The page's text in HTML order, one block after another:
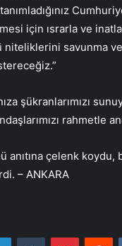
için ısrarla ve
niteliklerini savunma
şükranlarımızı
rahmetle
anıtına çelenk
– ANKARA
LinkedInTumblr Pinterest